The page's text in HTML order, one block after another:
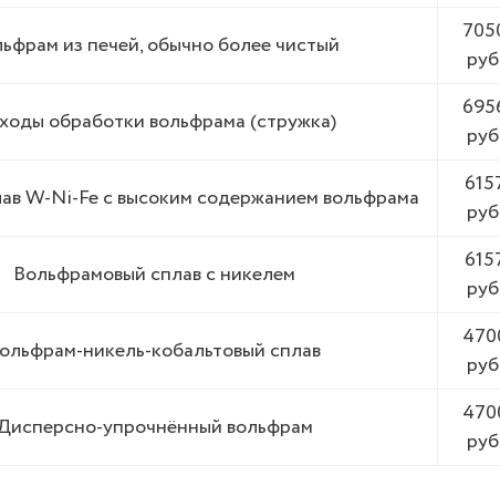
из печей, обычно более чистый
обработки вольфрама (стружка)
W-Ni-Fe с высоким содержанием вольфрама
Вольфрамовый сплав с никелем
никель-кобальтовый сплав
упрочнённый вольфрам